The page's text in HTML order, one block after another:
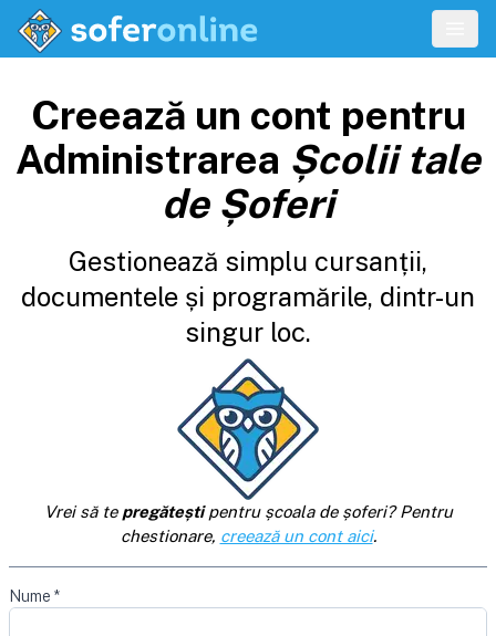
Creează un cont pentru
Administrarea Școlii tale
de Șoferi
Gestionează simplu cursanții,
documentele și programările, dintr-un
singur loc.
Vrei să te pregăteștipentru școala de șoferi? Pentru
chestionare, creează un cont aici.
Nume *